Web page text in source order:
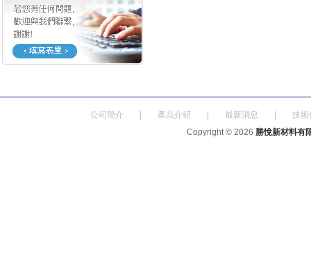
公司簡介 產品介紹 最新消息 |技術
Copyright © 2026 勝悅新材料有